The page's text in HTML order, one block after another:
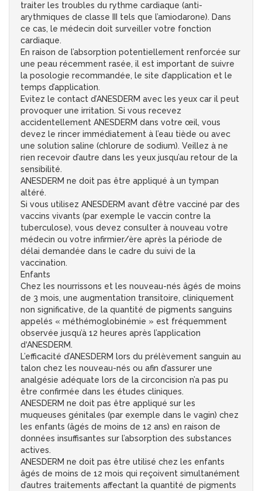
traiter les troubles du rythme cardiaque (anti-
arythmiques de classe III tels que l’amiodarone). Dans
ce cas, le médecin doit surveiller votre fonction
cardiaque.
En raison de l’absorption potentiellement renforcée sur
une peau récemment rasée, il est important de suivre
la posologie recommandée, le site d’application et le
temps d’application.
Evitez le contact d’ANESDERM avec les yeux car il peut
provoquer une irritation. Si vous recevez
accidentellement ANESDERM dans votre œil, vous
devez le rincer immédiatement à l’eau tiède ou avec
une solution saline (chlorure de sodium). Veillez à ne
rien recevoir d’autre dans les yeux jusqu’au retour de la
sensibilité.
ANESDERM ne doit pas être appliqué à un tympan
altéré.
Si vous utilisez ANESDERM avant d’être vacciné par des
vaccins vivants (par exemple le vaccin contre la
tuberculose), vous devez consulter à nouveau votre
médecin ou votre infirmier/ère après la période de
délai demandée dans le cadre du suivi de la
vaccination.
Enfants
Chez les nourrissons et les nouveau-nés âgés de moins
de 3 mois, une augmentation transitoire, cliniquement
non significative, de la quantité de pigments sanguins
appelés « méthémoglobinémie » est fréquemment
observée jusqu’à 12 heures après l’application
d‘ANESDERM.
L’efficacité d’ANESDERM lors du prélèvement sanguin au
talon chez les nouveau-nés ou afin d’assurer une
analgésie adéquate lors de la circoncision n’a pas pu
être confirmée dans les études cliniques.
ANESDERM ne doit pas être appliqué sur les
muqueuses génitales (par exemple dans le vagin) chez
les enfants (âgés de moins de 12 ans) en raison de
données insuffisantes sur l’absorption des substances
actives.
ANESDERM ne doit pas être utilisé chez les enfants
âgés de moins de 12 mois qui reçoivent simultanément
d’autres traitements affectant la quantité de pigments